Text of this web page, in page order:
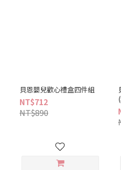
貝恩嬰兒歡心禮盒四件組
NT$712
NT$890